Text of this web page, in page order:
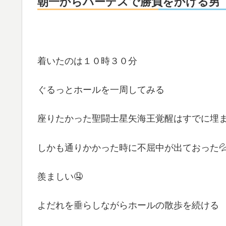
着いたのは１０時３０分
ぐるっとホールを一周してみる
座りたかった聖闘士星矢海王覚醒はすでに埋
しかも通りかかった時に不屈中が出ておった
羨ましい🤤
よだれを垂らしながらホールの散歩を続ける